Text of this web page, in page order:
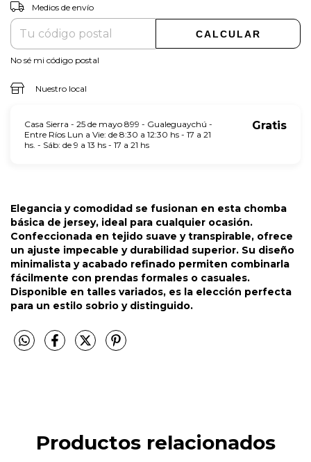
Entregas para el CP:
Medios de envío
CALCULAR
No sé mi código postal
Nuestro local
Casa Sierra - 25 de mayo 899 - Gualeguaychú -
Entre Ríos Lun a Vie: de 8:30 a 12:30 hs - 17 a 21
hs. - Sáb: de 9 a 13 hs - 17 a 21 hs
Gratis
Elegancia y comodidad se fusionan en esta chomba
básica de jersey, ideal para cualquier ocasión.
Confeccionada en tejido suave y transpirable, ofrece
un ajuste impecable y durabilidad superior. Su diseño
minimalista y acabado refinado permiten combinarla
fácilmente con prendas formales o casuales.
Disponible en talles variados, es la elección perfecta
para un estilo sobrio y distinguido.
Productos relacionados